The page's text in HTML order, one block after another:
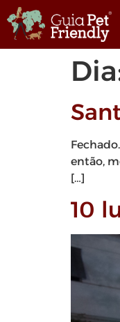
então,
[…]
10